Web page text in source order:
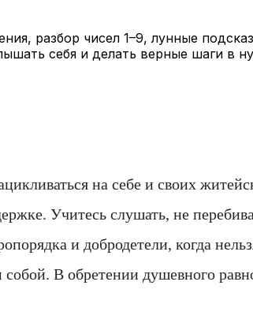
разбор чисел 1–9, лунные
себя и делать верные шаги в
на себе и своих
Учитесь слушать, не
и добродетели, когда
В обретении душевного